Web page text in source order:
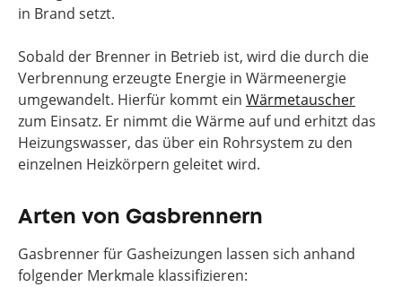
in Brand setzt.
Sobald der Brenner in Betrieb ist, wird die durch die
Verbrennung erzeugte Energie in Wärmeenergie
umgewandelt. Hierfür kommt ein Wärmetauscher
zum Einsatz. Er nimmt die Wärme auf und erhitzt das
Heizungswasser, das über ein Rohrsystem zu den
einzelnen Heizkörpern geleitet wird.
Arten von Gasbrennern
Gasbrenner für Gasheizungen lassen sich anhand
folgender Merkmale klassifizieren: